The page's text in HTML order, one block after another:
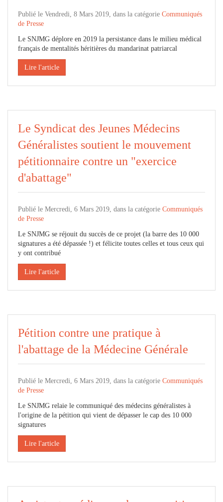
Publié le Vendredi, 8 Mars 2019, dans la catégorie Communiqués
de Presse
Le SNJMG déplore en 2019 la persistance dans le milieu médical
français de mentalités héritières du mandarinat patriarcal
Lire l'article
Le Syndicat des Jeunes Médecins
Généralistes soutient le mouvement
pétitionnaire contre un "exercice
d'abattage"
Publié le Mercredi, 6 Mars 2019, dans la catégorie Communiqués
de Presse
Le SNJMG se réjouit du succès de ce projet (la barre des 10 000
signatures a été dépassée !) et félicite toutes celles et tous ceux qui
y ont contribué
Lire l'article
Pétition contre une pratique à
l'abattage de la Médecine Générale
Publié le Mercredi, 6 Mars 2019, dans la catégorie Communiqués
de Presse
Le SNJMG relaie le communiqué des médecins généralistes à
l'origine de la pétition qui vient de dépasser le cap des 10 000
signatures
Lire l'article